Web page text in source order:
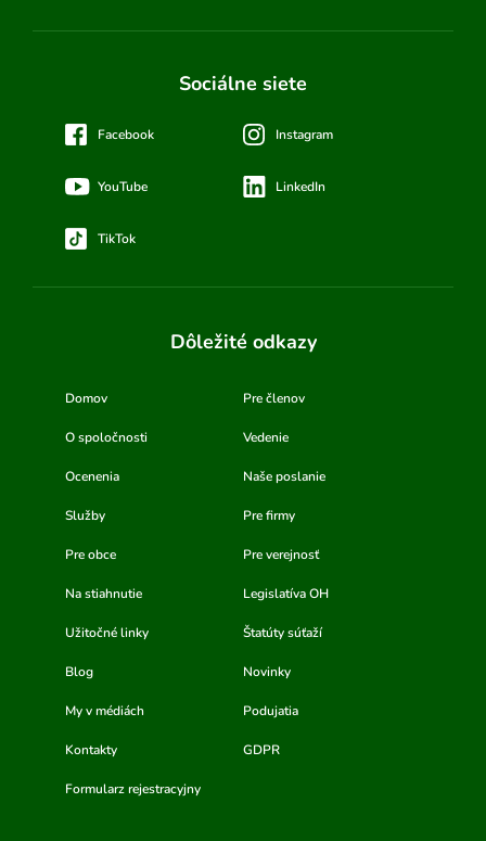
Sociálne siete
Facebook Instagram
YouTube LinkedIn
TikTok
Dôležité odkazy
Domov Pre členov
O spoločnosti Vedenie
Ocenenia Naše poslanie
Služby Pre firmy
Pre obce Pre verejnosť
Na stiahnutie Legislatíva OH
Užitočné linky Štatúty súťaží
Blog Novinky
My v médiách Podujatia
Kontakty GDPR
Formularz rejestracyjny